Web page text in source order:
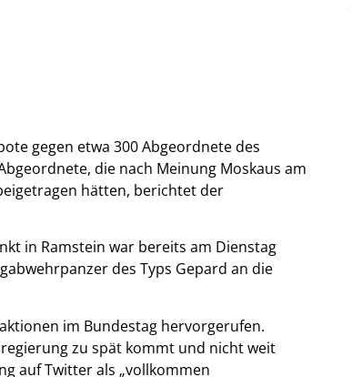
gegen etwa 300 Abgeordnete des
die nach Meinung Moskaus am
hätten, berichtet der
in Ramstein war bereits am Dienstag
des Typs Gepard an die
im Bundestag hervorgerufen.
zu spät kommt und nicht weit
auf Twitter als „vollkommen